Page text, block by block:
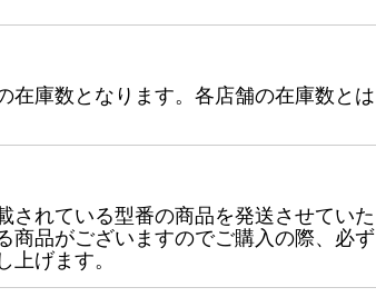
在庫数となります。各店舗の在庫数とは
されている型番の商品を発送させていた
商品がございますのでご購入の際、必ず
げます。